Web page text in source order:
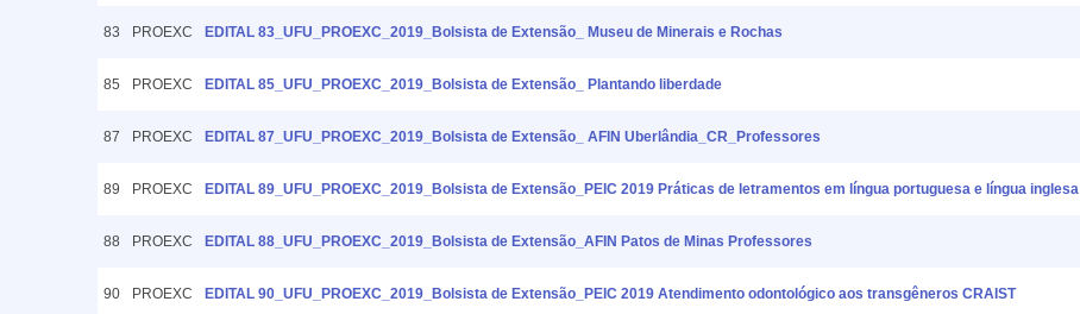
83 PROEXC EDITAL 83_UFU_PROEXC_2019_Bolsista de Extensão_ Museu de Minerais e Rochas
85 PROEXC EDITAL 85_UFU_PROEXC_2019_Bolsista de Extensão_ Plantando liberdade
87 PROEXC EDITAL 87_UFU_PROEXC_2019_Bolsista de Extensão_ AFIN Uberlândia_CR_Professores
89 PROEXC EDITAL 89_UFU_PROEXC_2019_Bolsista de Extensão_PEIC 2019 Práticas de letramentos em língua portuguesa e língua inglesa
88 PROEXC EDITAL 88_UFU_PROEXC_2019_Bolsista de Extensão_AFIN Patos de Minas Professores
90 PROEXC EDITAL 90_UFU_PROEXC_2019_Bolsista de Extensão_PEIC 2019 Atendimento odontológico aos transgêneros CRAIST